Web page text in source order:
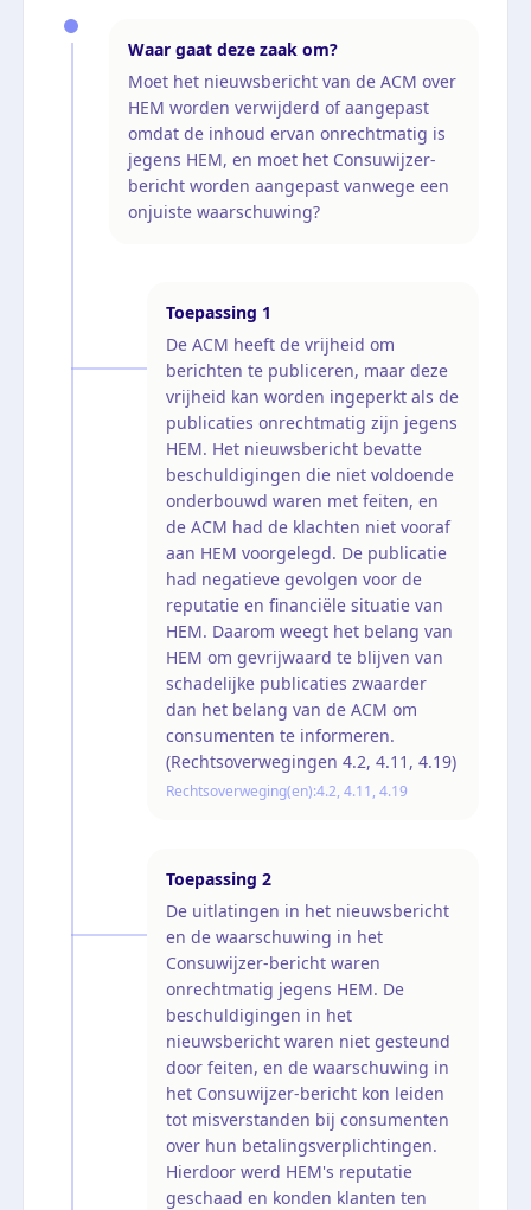
Waar gaat deze zaak om?
Moet het nieuwsbericht van de ACM over
HEM worden verwijderd of aangepast
omdat de inhoud ervan onrechtmatig is
jegens HEM, en moet het Consuwijzer-
bericht worden aangepast vanwege een
onjuiste waarschuwing?
Toepassing 1
De ACM heeft de vrijheid om
berichten te publiceren, maar deze
vrijheid kan worden ingeperkt als de
publicaties onrechtmatig zijn jegens
HEM. Het nieuwsbericht bevatte
beschuldigingen die niet voldoende
onderbouwd waren met feiten, en
de ACM had de klachten niet vooraf
aan HEM voorgelegd. De publicatie
had negatieve gevolgen voor de
reputatie en financiële situatie van
HEM. Daarom weegt het belang van
HEM om gevrijwaard te blijven van
schadelijke publicaties zwaarder
dan het belang van de ACM om
consumenten te informeren.
(Rechtsoverwegingen 4.2, 4.11, 4.19)
Rechtsoverweging(en):4.2, 4.11, 4.19
Toepassing 2
De uitlatingen in het nieuwsbericht
en de waarschuwing in het
Consuwijzer-bericht waren
onrechtmatig jegens HEM. De
beschuldigingen in het
nieuwsbericht waren niet gesteund
door feiten, en de waarschuwing in
het Consuwijzer-bericht kon leiden
tot misverstanden bij consumenten
over hun betalingsverplichtingen.
Hierdoor werd HEM's reputatie
geschaad en konden klanten ten